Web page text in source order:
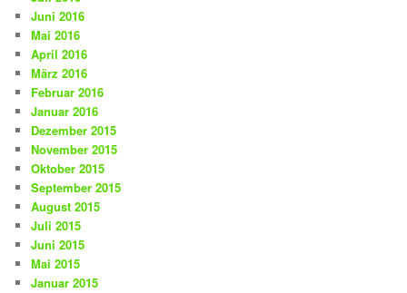
Juni 2016
Mai 2016
April 2016
März 2016
Februar 2016
Januar 2016
Dezember 2015
November 2015
Oktober 2015
September 2015
August 2015
Juli 2015
Juni 2015
Mai 2015
Januar 2015